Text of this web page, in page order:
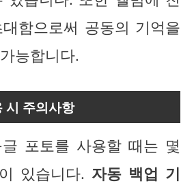
함으로써 공동의 기억을
능합니다.
시 주의사항
포토를 사용할 때는 몇
있습니다. 자동 백업 기